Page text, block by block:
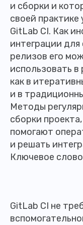
и сборки и
своей
GitLab CI. Как
интеграции
релизов его
использовать
как в
и в
Методы
сборки
помогают
и решать
Ключевое
GitLab CI не